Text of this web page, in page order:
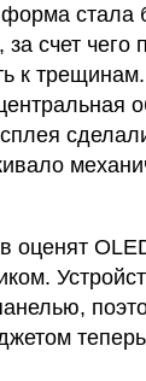
форма стала
за счет чего
к трещинам.
оценят